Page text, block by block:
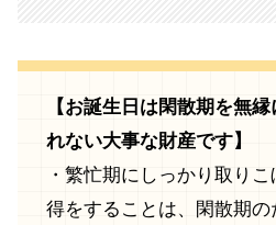
【お誕生日は閑散期を無
れない大事な財産です】
・繁忙期にしっかり取り
得をすることは、閑散期